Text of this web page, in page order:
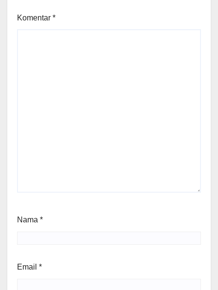
Komentar *
Nama *
Email *